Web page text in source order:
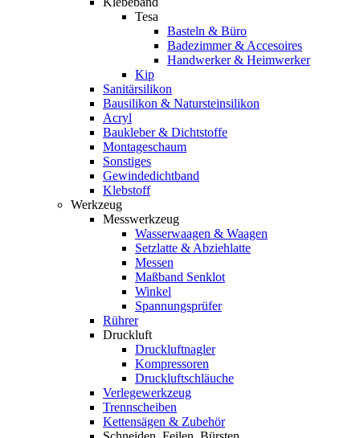
Tesa
Basteln & Büro
Badezimmer & Accesoires
Handwerker & Heimwerker
Kip
Sanitärsilikon
Bausilikon & Natursteinsilikon
Acryl
Baukleber & Dichtstoffe
Montageschaum
Sonstiges
Gewindedichtband
Klebstoff
Werkzeug
Messwerkzeug
Wasserwaagen & Waagen
Setzlatte & Abziehlatte
Messen
Maßband Senklot
Winkel
Spannungsprüfer
Rührer
Druckluft
Druckluftnagler
Kompressoren
Druckluftschläuche
Verlegewerkzeug
Trennscheiben
Kettensägen & Zubehör